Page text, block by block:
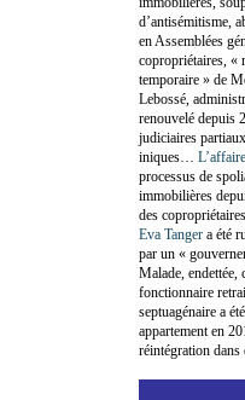
d’antisémitisme,
en Assemblées
copropriétaires, «
temporaire » de
Lebossé,
renouvelé depuis
judiciaires
iniques…
processus de
immobilières
des
Eva Tanger a été
par un «
Malade, endettée,
fonctionnaire
septuagénaire a
appartement en
réintégration dans